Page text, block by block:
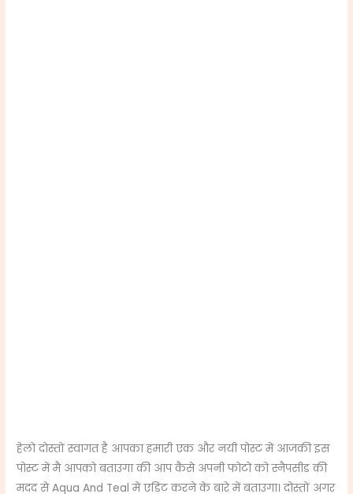
हेलो दोस्तों स्वागत है आपका हमारी एक और नयी पोस्ट में आजकी इस
पोस्ट में मै आपको बताउगा की आप कैसे अपनी फोटो को स्नैपसीड की
मदद सेAqua And Teal में एडिट करने के बारे में बताउगा। दोस्तों अगर